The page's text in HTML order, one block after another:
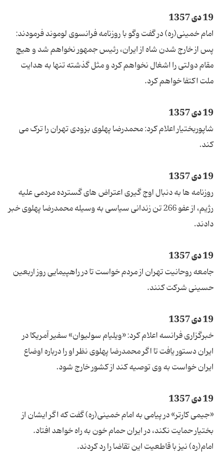
19 دی 1357
امام خمینی(ره) در گفت وگو با روزنامه فرانسوی لوموند فرمودند:
پس از خارج شدن شاه از ایران، رئیس جمهور نخواهم شد و هیچ
مقام دولتی را اشغال نخواهم کرد و مثل گذشته تنها به هدایت
ملت اکتفا خواهم کرد.
19 دی 1357
شاپوربختیار اعلام کرد: محمدرضا پهلوی بزودی تهران را ترک می
کند.
19 دی 1357
روزنامه ها به دنبال اوج گیری اعتراض های گسترده مردمی علیه
رژیم، از عفو 266 تن زندانی سیاسی به وسیله محمدرضا پهلوی خبر
دادند.
19 دی 1357
جامعه روحانیت تهران از مردم خواست تا در راهپیمایی روز اربعین
حسینی شرکت کنند.
19 دی 1357
خبرگزاری فرانسه اعلام کرد: «ویلیام سولیوان» سفیر آمریکا در
ایران دستور یافت تا اگر محمدرضا پهلوی نظر او را درباره اوضاع
ایران خواست به وی توصیه کند از کشور خارج شود.
19 دی 1357
«جیمی کارتر» در پیامی به امام خمینی(ره) گفت که اگر ایشان از
بختیار حمایت نکند، در ایران حمام خون به راه خواهد افتاد.
امام(ره) نیز با قاطعیت این تقاضا را رد کردند.